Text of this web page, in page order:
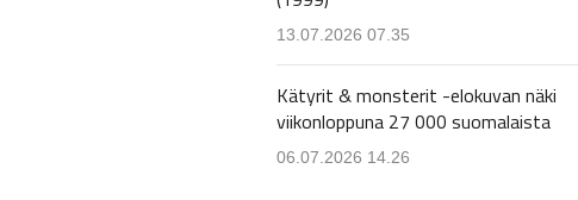
13.07.2026 07.35
Kätyrit & monsterit -elokuvan näki
viikonloppuna 27 000 suomalaista
06.07.2026 14.26